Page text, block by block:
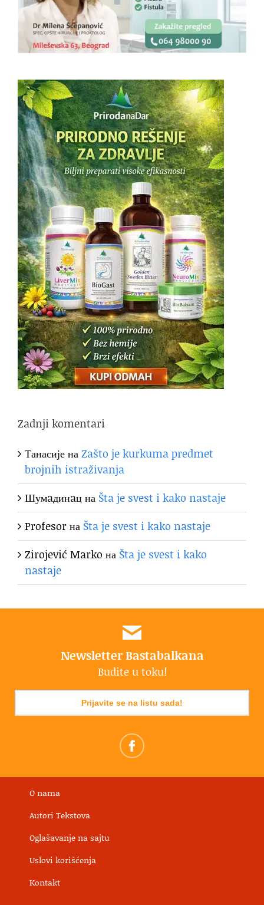
Zadnji komentari
ТанасијенаZašto je kurkuma predmet
brojnih istraživanja
Шумaдинaцна Šta je svest i kako nastaje
Profesorна Šta je svest i kako nastaje
Zirojević Marko на Šta je svest i kako
nastaje
Newsletter Bastabalkana
Budite u toku!
Prijavite se na listu sada!
O nama
Autori Tekstova
Oglašavanje na sajtu
Uslovi korišćenja
Kontakt